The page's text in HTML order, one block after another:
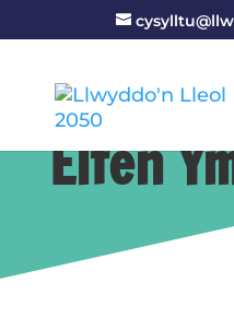
Elfen